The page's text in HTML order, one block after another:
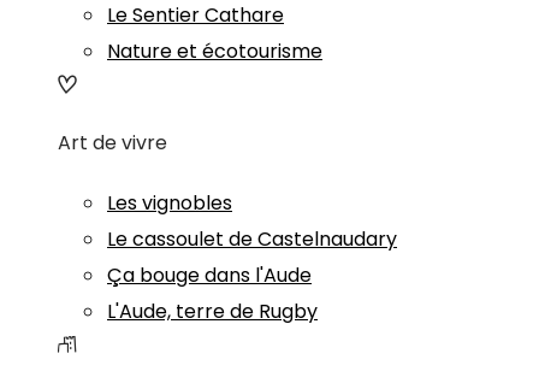
Le Sentier Cathare
Nature et écotourisme
Art de vivre
Les vignobles
Le cassoulet de Castelnaudary
Ça bouge dans l'Aude
L'Aude, terre de Rugby